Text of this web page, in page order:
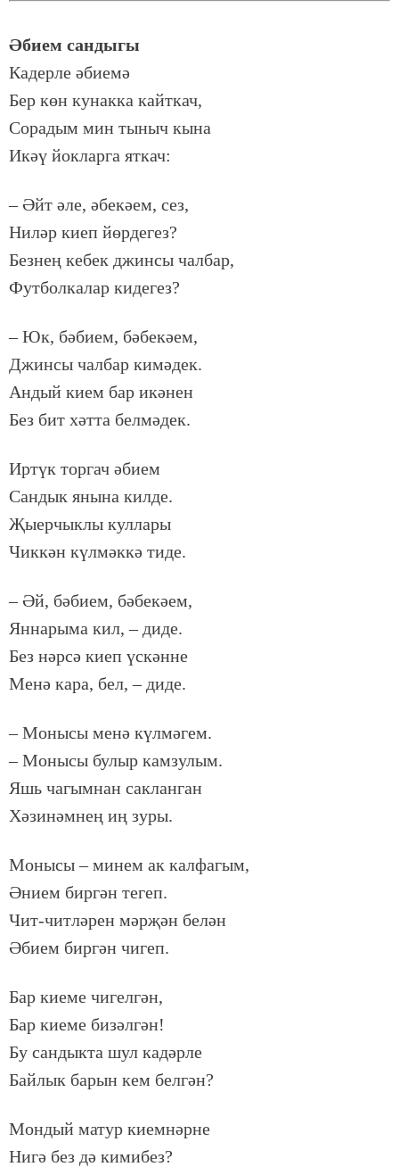
Әби­ем сан­ды­гы
Ка­дер­ле әби­е­мә
Бер көн ку­нак­ка кайт­кач,
Со­ра­дым мин ты­ныч кы­на
Икәү йок­лар­га ят­кач:
– Әйт әле, әбе­кә­ем, сез,
Ни­ләр ки­еп йөр­де­гез?
Без­нең ке­бек джин­сы чал­бар,
Фут­бол­ка­лар ки­де­гез?
– Юк, бә­би­ем, бә­бе­кә­ем,
Джин­сы чал­бар ки­мә­дек.
Ан­дый ки­ем бар икә­нен
Без бит хәт­та бел­мә­дек.
Ир­түк тор­гач әби­ем
Сан­дык яны­на кил­де.
Җы­ер­чык­лы кул­ла­ры
Чик­кән күл­мәк­кә ти­де.
– Әй, бә­би­ем, бә­бе­кә­ем,
Ян­на­ры­ма кил, – ди­де.
Без нәр­сә ки­еп үс­кән­не
Ме­нә ка­ра, бел, – ди­де.
– Мо­ны­сы ме­нә күл­мә­гем.
– Мо­ны­сы бу­лыр кам­зу­лым.
Яшь ча­гым­нан сак­лан­ган
Хә­зи­нәм­нең иң зу­ры.
Мо­ны­сы – ми­нем ак кал­фа­гым,
Әни­ем бир­гән те­геп.
Чит-чит­лә­рен мәр­җән бе­лән
Әби­ем бир­гән чи­геп.
Бар ки­е­ме чи­гел­гән,
Бар ки­е­ме би­зәл­гән!
Бу сан­дык­та шул ка­дәр­ле
Бай­лык ба­рын кем бел­гән?
Мон­дый ма­тур ки­ем­нәр­не
Ни­гә без дә ки­ми­без?